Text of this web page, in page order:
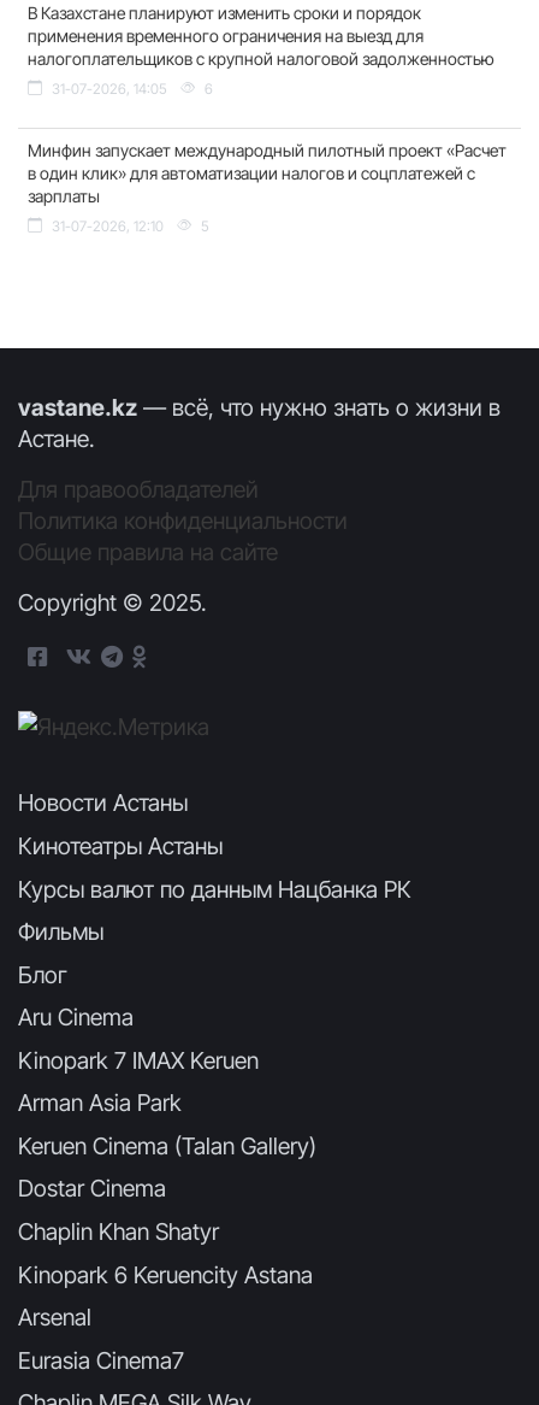
В Казахстане планируют изменить сроки и порядок
применения временного ограничения на выезд для
налогоплательщиков с крупной налоговой задолженностью
31-07-2026, 14:05 6
Минфин запускает международный пилотный проект «Расчет
в один клик» для автоматизации налогов и соцплатежей с
зарплаты
31-07-2026, 12:10 5
vastane.kz — всё, что нужно знать о жизни в
Астане.
Для правообладателей
Политика конфиденциальности
Общие правила на сайте
Copyright © 2025.
Новости Астаны
Кинотеатры Астаны
Курсы валют по данным Нацбанка РК
Фильмы
Блог
Aru Cinema
Kinopark 7 IMAX Keruen
Arman Asia Park
Keruen Cinema (Talan Gallery)
Dostar Cinema
Chaplin Khan Shatyr
Kinopark 6 Keruencity Astana
Arsenal
Eurasia Cinema7